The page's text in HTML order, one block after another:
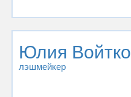
Юлия Войтко
лэшмейкер